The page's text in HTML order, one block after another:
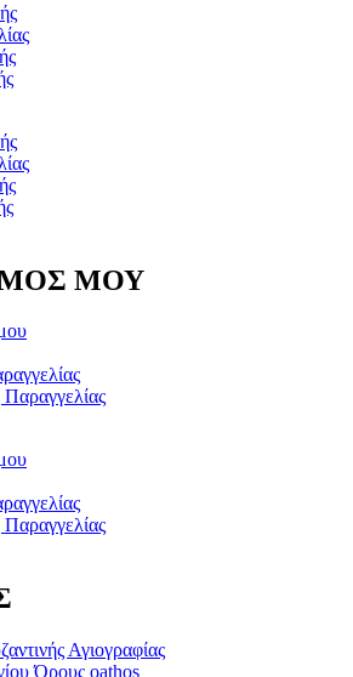
ΜΟΥ
Αγιογραφίας
Όρους oathos